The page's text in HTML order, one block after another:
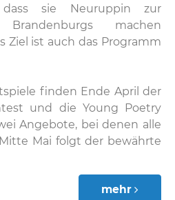
dass sie Neuruppin zur
Brandenburgs machen
Ziel ist auch das Programm
finden Ende April der
und die Young Poetry
Angebote, bei denen alle
Mai folgt der bewährte
mehr